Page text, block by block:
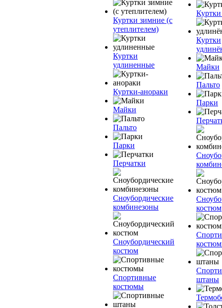
Куртки зимние (с
утеплителем)
Куртки
удлиненные
Куртки-анораки
Майки
Пальто
Парки
Перчатки
Сноубордические
комбинезоны
Сноубордический
костюм
Спортивные
костюмы
Куртки
Майки
Пальто
Парки
костюм
штаны